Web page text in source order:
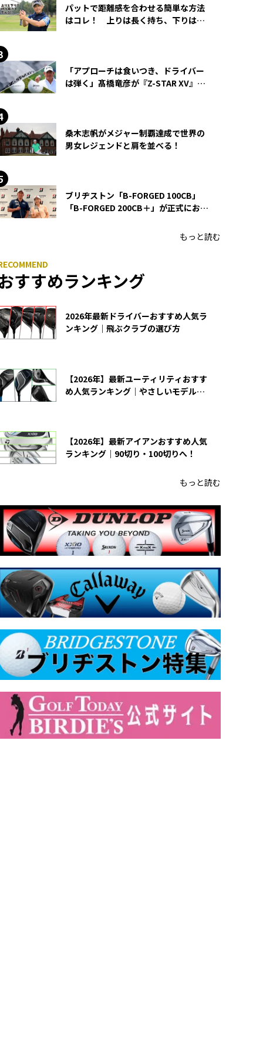
パットで距離感を合わせる簡単な方法
はコレ！ 上りは長く持ち、下りは短
「アプローチは食いつき、ドライバー
は弾く」髙橋竜彦が『Z-STAR XV』を
桑木志帆がメジャー制覇達成で世界の
男女レジェンドと肩を並べる！
ブリヂストン「B-FORGED 100CB」
「B-FORGED 200CB＋」が正式にお披
もっと読む
すすめランキング
2026年最新ドライバーおすすめ人気ラ
ンキング｜飛ぶクラブの選び方
【2026年】最新ユーティリティおすす
め人気ランキング｜やさしいモデルの
【2026年】最新アイアンおすすめ人気
ランキング｜90切り・100切りへ！
もっと読む